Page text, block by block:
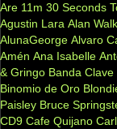
Are 11m 30 Seconds
Agustin Lara Alan
AlunaGeorge Alvaro
Amén Ana Isabelle
& Gringo Banda Clave
Binomio de Oro
Paisley Bruce
CD9 Cafe Quijano